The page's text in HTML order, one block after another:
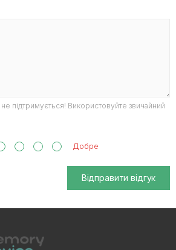
не підтримується! Використовуйте звичайний
Добре
Відправити відгук